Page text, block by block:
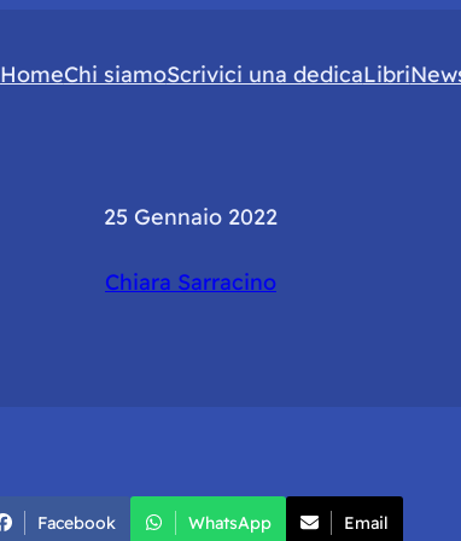
HomeChi siamoScrivici una dedicaLibri
25 Gennaio 2022
Chiara Sarracino
Facebook WhatsApp Email